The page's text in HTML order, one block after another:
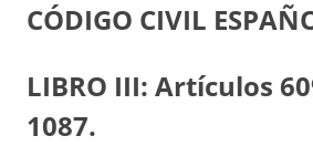
CÓDIGO CIVIL
LIBRO III: Artículos
1087.